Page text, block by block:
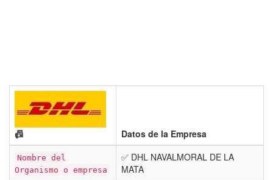
📠 Datos de la Empresa
Nombre del
Organismo o empresa
✅ DHL NAVALMORAL DE LA
MATA